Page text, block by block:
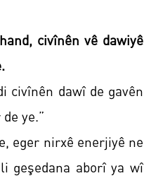
civînên vê dawiyê
civînên dawî de gavên
ye.”
eger nirxê enerjiyê ne
geşedana aborî ya wî